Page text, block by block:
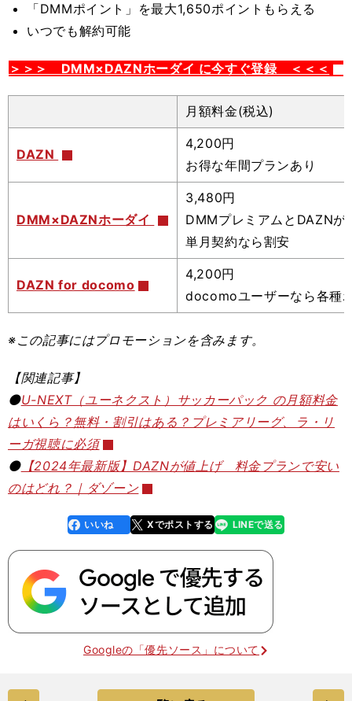
「DMMポイント」を最大1,650ポイントもらえる
いつでも解約可能
＞＞＞ DMM×DAZNホーダイ に今すぐ登録 ＜＜＜
月額料金(税込)
DAZN
4,200円
お得な年間プランあり
DMM×DAZNホーダイ
3,480円
DMMプレミアムとDAZN
単月契約なら割安
DAZN for docomo
4,200円
docomoユーザーなら各種
※この記事にはプロモーションを含みます。
【関連記事】
⚫️U-NEXT（ユーネクスト）サッカーパック の月額料金
はいくら？無料・割引はある？プレミアリーグ、ラ・リ
ーガ視聴に必須
⚫️【2024年最新版】DAZNが値上げ 料金プランで安い
のはどれ？｜ダゾーン
faceboo
k
いいね Xでポストする
line LINEで送る
Googleの「優先ソース」について